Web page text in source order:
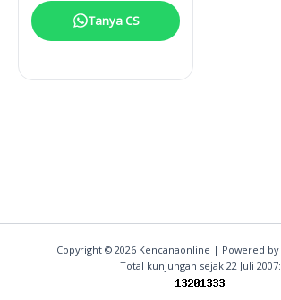
Tanya CS
Copyright © 2026 Kencanaonline | Powered by
Total kunjungan sejak 22 Juli 2007: